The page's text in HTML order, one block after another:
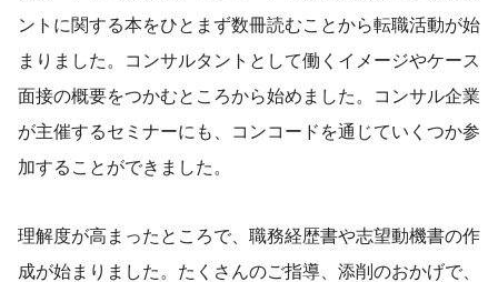
ントに関する本をひとまず数冊読むことから転職活動が始
まりました。コンサルタントとして働くイメージやケース
面接の概要をつかむところから始めました。コンサル企業
が主催するセミナーにも、コンコードを通じていくつか参
加することができました。
理解度が高まったところで、職務経歴書や志望動機書の作
成が始まりました。たくさんのご指導、添削のおかげで、